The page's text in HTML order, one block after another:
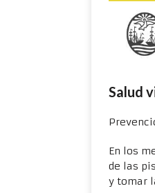
Salud
En los
de las
y tomar